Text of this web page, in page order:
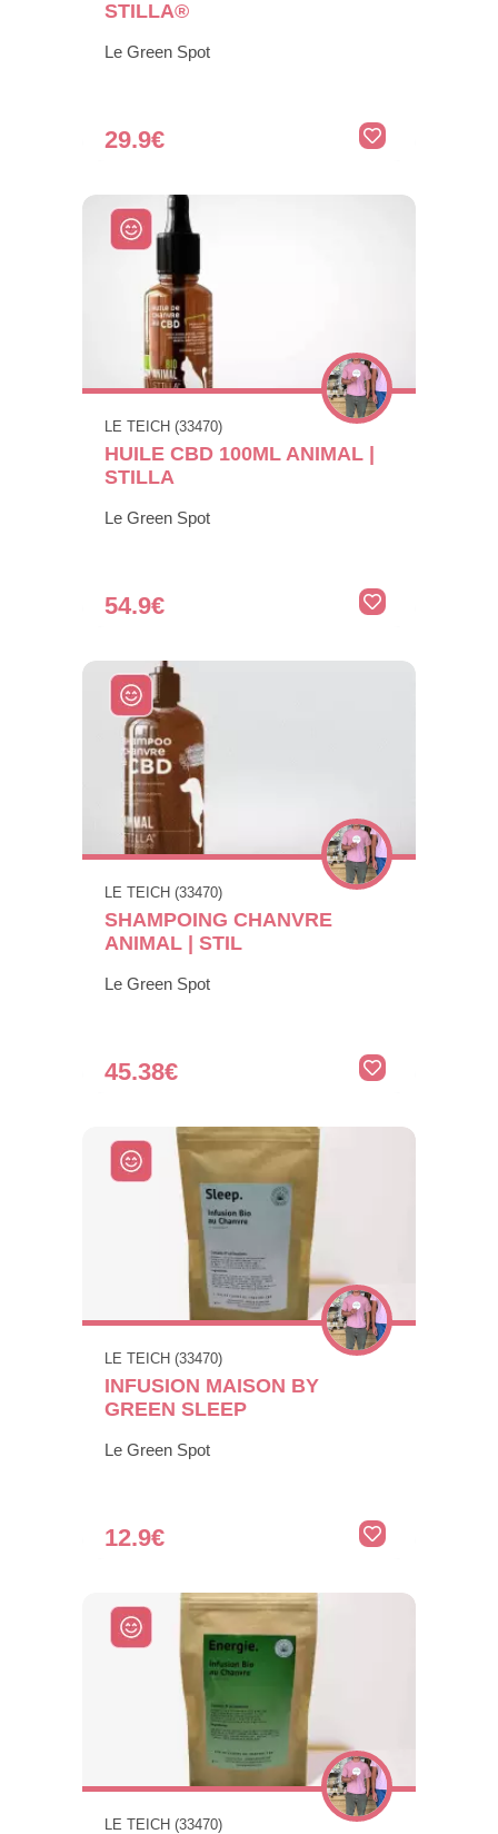
STILLA®
Le Green Spot
29.9€
LE TEICH (33470)
HUILE CBD 100ML ANIMAL |
STILLA
Le Green Spot
54.9€
LE TEICH (33470)
SHAMPOING CHANVRE
ANIMAL | STIL
Le Green Spot
45.38€
LE TEICH (33470)
INFUSION MAISON BY
GREEN SLEEP
Le Green Spot
12.9€
LE TEICH (33470)